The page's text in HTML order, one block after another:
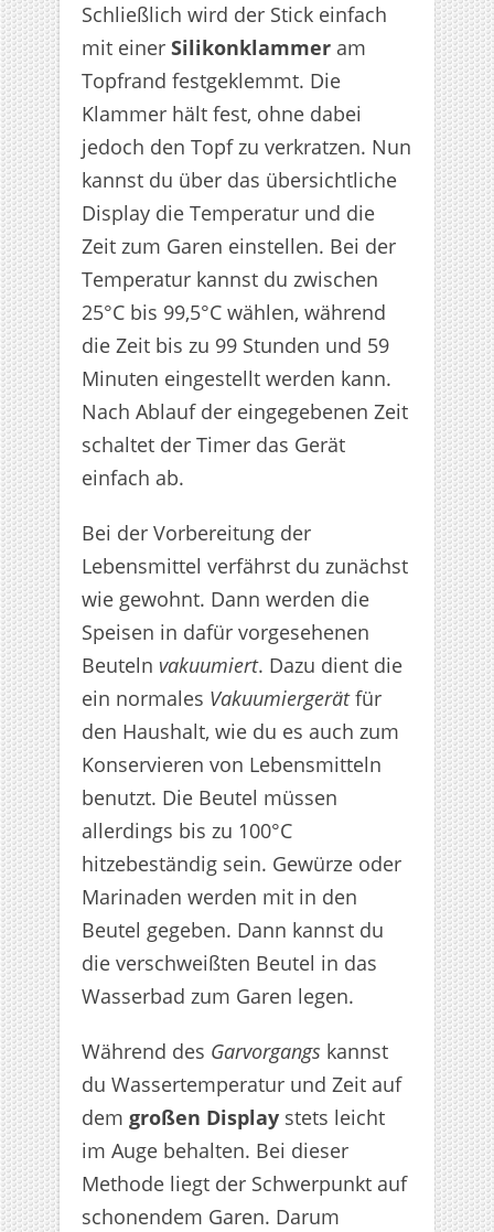
Schließlich wird der Stick einfach
mit einer Silikonklammer am
Topfrand festgeklemmt. Die
Klammer hält fest, ohne dabei
jedoch den Topf zu verkratzen. Nun
kannst du über das übersichtliche
Display die Temperatur und die
Zeit zum Garen einstellen. Bei der
Temperatur kannst du zwischen
25°C bis 99,5°C wählen, während
die Zeit bis zu 99 Stunden und 59
Minuten eingestellt werden kann.
Nach Ablauf der eingegebenen Zeit
schaltet der Timer das Gerät
einfach ab.
Bei der Vorbereitung der
Lebensmittel verfährst du zunächst
wie gewohnt. Dann werden die
Speisen in dafür vorgesehenen
Beuteln vakuumiert. Dazu dient die
ein normales Vakuumiergerätfür
den Haushalt, wie du es auch zum
Konservieren von Lebensmitteln
benutzt. Die Beutel müssen
allerdings bis zu 100°C
hitzebeständig sein. Gewürze oder
Marinaden werden mit in den
Beutel gegeben. Dann kannst du
die verschweißten Beutel in das
Wasserbad zum Garen legen.
Während des Garvorgangs kannst
du Wassertemperatur und Zeit auf
dem großen Display stets leicht
im Auge behalten. Bei dieser
Methode liegt der Schwerpunkt auf
schonendem Garen. Darum